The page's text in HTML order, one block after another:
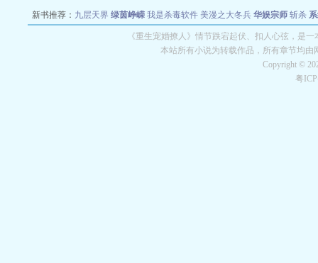
新书推荐： 九层天界 绿茵峥嵘 我是杀毒软件 美漫之大冬兵 华娱宗师 斩杀
教练万岁 都市全能巨星 绝对交易 全职武神 位面复
《重生宠婚撩人》情节跌宕起伏、扣人心弦，是
本站所有小说为转载作品，所有章节均
Copyright ©
粤